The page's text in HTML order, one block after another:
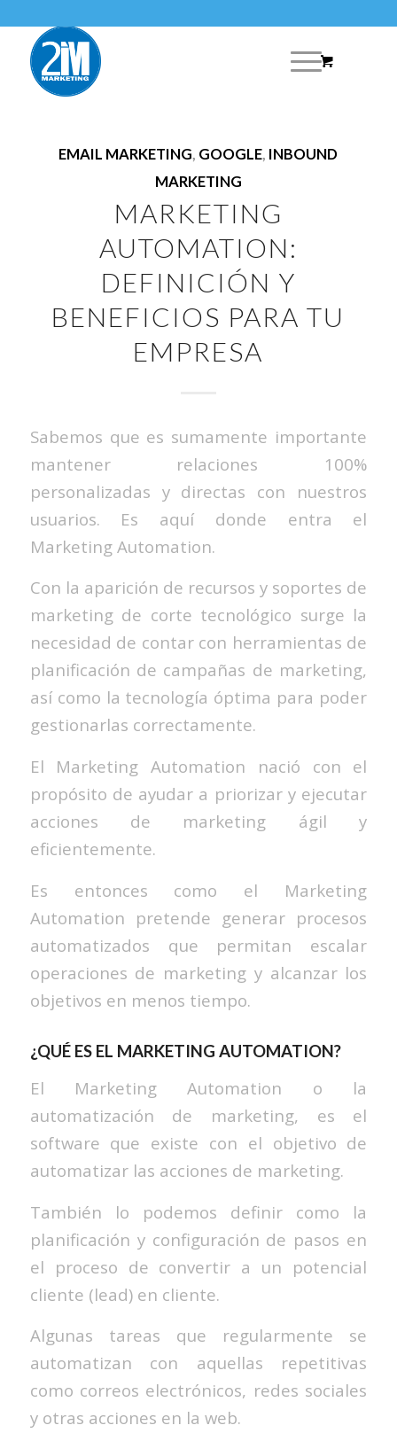
EMAIL MARKETING, GOOGLE, INBOUND
MARKETING
MARKETING
AUTOMATION:
DEFINICIÓN Y
BENEFICIOS PARA TU
EMPRESA
Sabemos que es sumamente importante
mantener relaciones 100%
personalizadas y directas con nuestros
usuarios. Es aquí donde entra el
Marketing Automation.
Con la aparición de recursos y soportes de
marketing de corte tecnológico surge la
necesidad de contar con herramientas de
planificación de campañas de marketing,
así como la tecnología óptima para poder
gestionarlas correctamente.
El Marketing Automation nació con el
propósito de ayudar a priorizar y ejecutar
acciones de marketing ágil y
eficientemente.
Es entonces como el Marketing
Automation pretende generar procesos
automatizados que permitan escalar
operaciones de marketing y alcanzar los
objetivos en menos tiempo.
¿QUÉ ES EL MARKETING AUTOMATION?
El Marketing Automation o la
automatización de marketing, es el
software que existe con el objetivo de
automatizar las acciones de marketing.
También lo podemos definir como la
planificación y configuración de pasos en
el proceso de convertir a un potencial
cliente (lead) en cliente.
Algunas tareas que regularmente se
automatizan con aquellas repetitivas
como correos electrónicos, redes sociales
y otras acciones en la web.